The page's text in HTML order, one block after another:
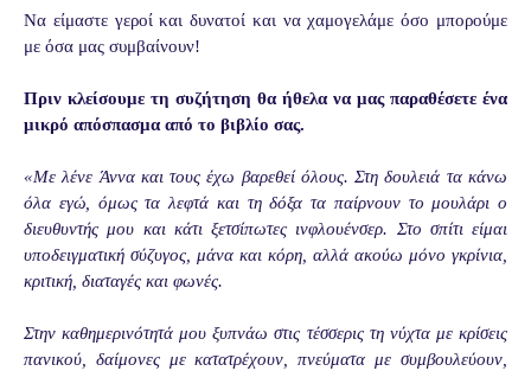
Να είμαστε γεροί και δυνατοί και να χαμογελάμε όσο μπορούμε
με όσα μας συμβαίνουν!
Πριν κλείσουμε τη συζήτηση θα ήθελα να μας παραθέσετε ένα
μικρό απόσπασμα από το βιβλίο σας.
«Με λένε Άννα και τους έχω βαρεθεί όλους. Στη δουλειά τα κάνω
όλα εγώ, όμως τα λεφτά και τη δόξα τα παίρνουν το μουλάρι ο
διευθυντής μου και κάτι ξετσίπωτες ινφλουένσερ. Στο σπίτι είμαι
υποδειγματική σύζυγος, μάνα και κόρη, αλλά ακούω μόνο γκρίνια,
κριτική, διαταγές και φωνές.
Στην καθημερινότητά μου ξυπνάω στις τέσσερις τη νύχτα με κρίσεις
πανικού, δαίμονες με κατατρέχουν, πνεύματα με συμβουλεύουν,